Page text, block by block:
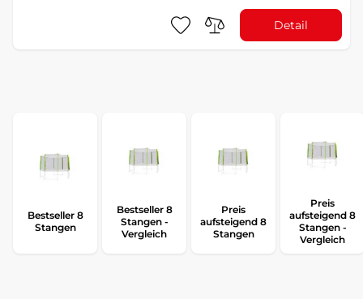
Detail
Bestseller 8
Stangen
Bestseller 8
Stangen -
Vergleich
Preis
aufsteigend 8
Stangen
Preis
aufsteigend 8
Stangen -
Vergleich